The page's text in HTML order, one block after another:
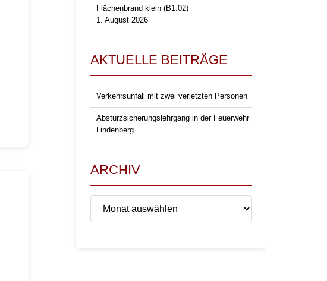
Flächenbrand klein (B1.02)
1. August 2026
AKTUELLE BEITRÄGE
Verkehrsunfall mit zwei verletzten Personen
Absturzsicherungslehrgang in der Feuerwehr
Lindenberg
ARCHIV